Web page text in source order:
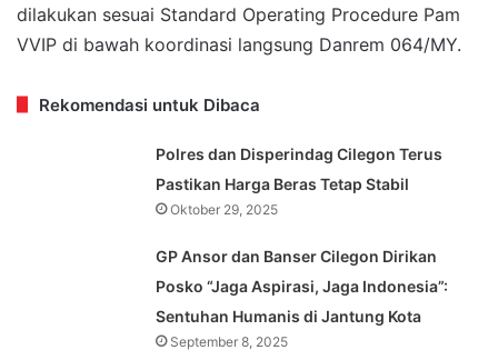
dilakukan sesuai Standard Operating Procedure Pam
VVIP di bawah koordinasi langsung Danrem 064/MY.
Rekomendasi untuk Dibaca
Polres dan Disperindag Cilegon Terus
Pastikan Harga Beras Tetap Stabil
Oktober 29, 2025
GP Ansor dan Banser Cilegon Dirikan
Posko “Jaga Aspirasi, Jaga Indonesia”:
Sentuhan Humanis di Jantung Kota
September 8, 2025